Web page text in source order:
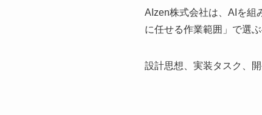
AIzen株式会社は、AIを組
に任せる作業範囲」で選
設計思想、実装タスク、